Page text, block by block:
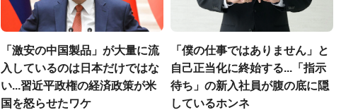
「激安の中国製品」が大量に流
入しているのは日本だけではな
い...習近平政権の経済政策が米
国を怒らせたワケ
「僕の仕事ではありません」と
自己正当化に終始する...「指示
待ち」の新入社員が腹の底に隠
しているホンネ